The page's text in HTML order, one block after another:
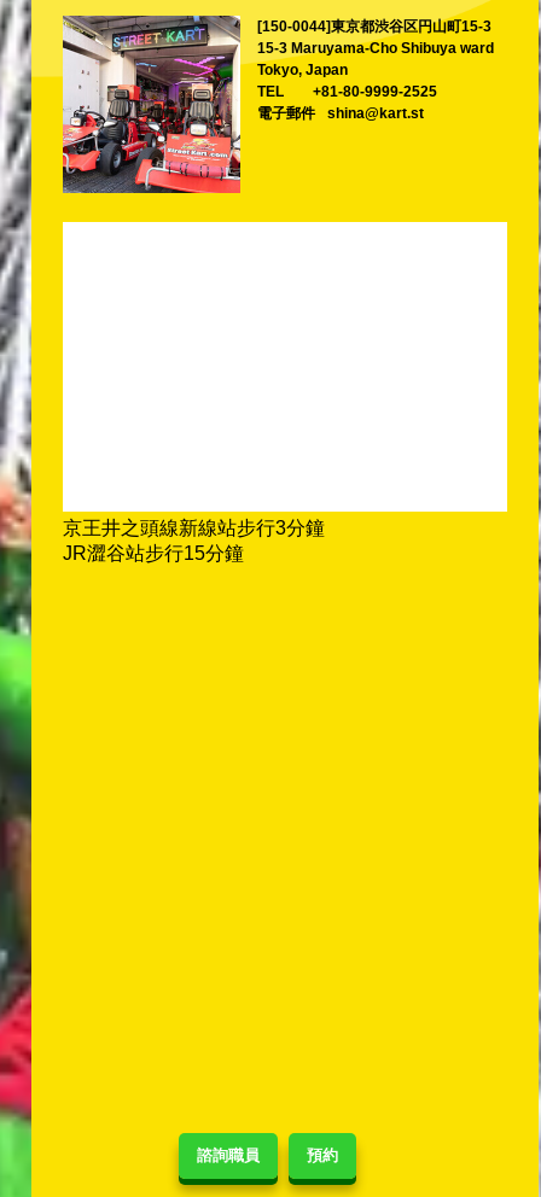
諮詢職員 預約
[150-0044]東京都渋谷区円山町15-3
15-3 Maruyama-Cho Shibuya ward
Tokyo, Japan
TEL
+81-80-9999-2525
電子郵件
shina@kart.st
京王井之頭線新線站步行3分鐘
JR澀谷站步行15分鐘